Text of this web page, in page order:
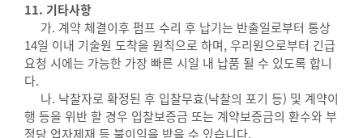
11. 기타사항
가. 계약 체결이후 펌프 수리 후 납기는 반출일로부터 통상
14일 이내 기술원 도착을 원칙으로 하며, 우리원으로부터 긴급
요청 시에는 가능한 가장 빠른 시일 내 납품 될 수 있도록 합니
다.
나. 낙찰자로 확정된 후 입찰무효(낙찰의 포기 등) 및 계약이
행 등을 위반 할 경우 입찰보증금 또는 계약보증금의 환수와 부
정당 업자제재 등 불이익을 받을 수 있습니다.